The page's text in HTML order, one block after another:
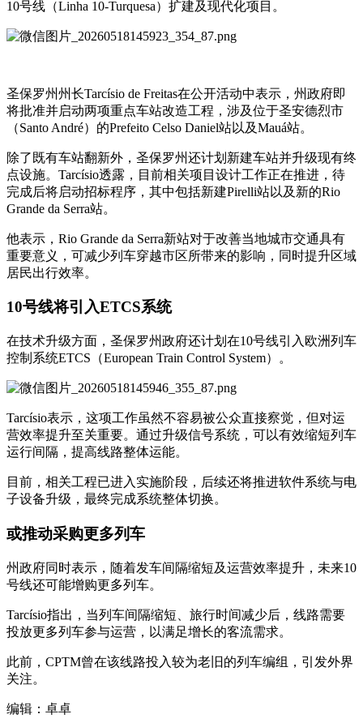
10号线（Linha 10-Turquesa）扩建及现代化项目。
圣保罗州州长Tarcísio de Freitas在公开活动中表示，州政府即
将批准并启动两项重点车站改造工程，涉及位于圣安德烈市
（Santo André）的Prefeito Celso Daniel站以及Mauá站。
除了既有车站翻新外，圣保罗州还计划新建车站并升级现有终
点设施。Tarcísio透露，目前相关项目设计工作正在推进，待
完成后将启动招标程序，其中包括新建Pirelli站以及新的Rio
Grande da Serra站。
他表示，Rio Grande da Serra新站对于改善当地城市交通具有
重要意义，可减少列车穿越市区所带来的影响，同时提升区域
居民出行效率。
10号线将引入ETCS系统
在技术升级方面，圣保罗州政府还计划在10号线引入欧洲列车
控制系统ETCS（European Train Control System）。
Tarcísio表示，这项工作虽然不容易被公众直接察觉，但对运
营效率提升至关重要。通过升级信号系统，可以有效缩短列车
运行间隔，提高线路整体运能。
目前，相关工程已进入实施阶段，后续还将推进软件系统与电
子设备升级，最终完成系统整体切换。
或推动采购更多列车
州政府同时表示，随着发车间隔缩短及运营效率提升，未来10
号线还可能增购更多列车。
Tarcísio指出，当列车间隔缩短、旅行时间减少后，线路需要
投放更多列车参与运营，以满足增长的客流需求。
此前，CPTM曾在该线路投入较为老旧的列车编组，引发外界
关注。
编辑：卓卓